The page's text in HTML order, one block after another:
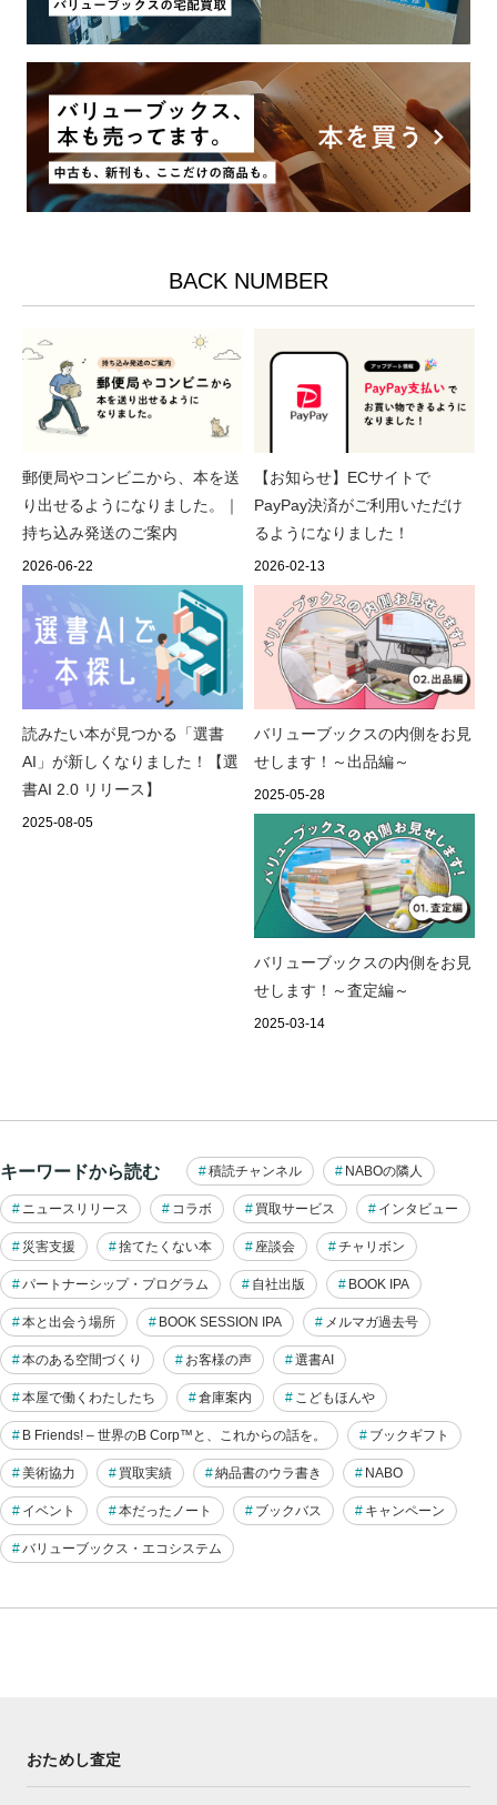
BACK NUMBER
郵便局やコンビニから、本を送
り出せるようになりました。｜
持ち込み発送のご案内
2026-06-22
【お知らせ】ECサイトで
PayPay決済がご利用いただけ
るようになりました！
2026-02-13
読みたい本が見つかる「選書
AI」が新しくなりました！【選
書AI 2.0 リリース】
2025-08-05
バリューブックスの内側をお見
せします！～出品編～
2025-05-28
バリューブックスの内側をお見
せします！～査定編～
2025-03-14
キーワードから読む 積読チャンネル NABOの隣人
ニュースリリース コラボ 買取サービス インタビュー
災害支援 捨てたくない本 座談会 チャリボン
パートナーシップ・プログラム 自社出版 BOOK IPA
本と出会う場所 BOOK SESSION IPA メルマガ過去号
本のある空間づくり お客様の声 選書AI
本屋で働くわたしたち 倉庫案内 こどもほんや
B Friends! – 世界のB Corp™と、これからの話を。 ブックギフト
美術協力 買取実績 納品書のウラ書き NABO
イベント 本だったノート ブックバス キャンペーン
バリューブックス・エコシステム
おためし査定